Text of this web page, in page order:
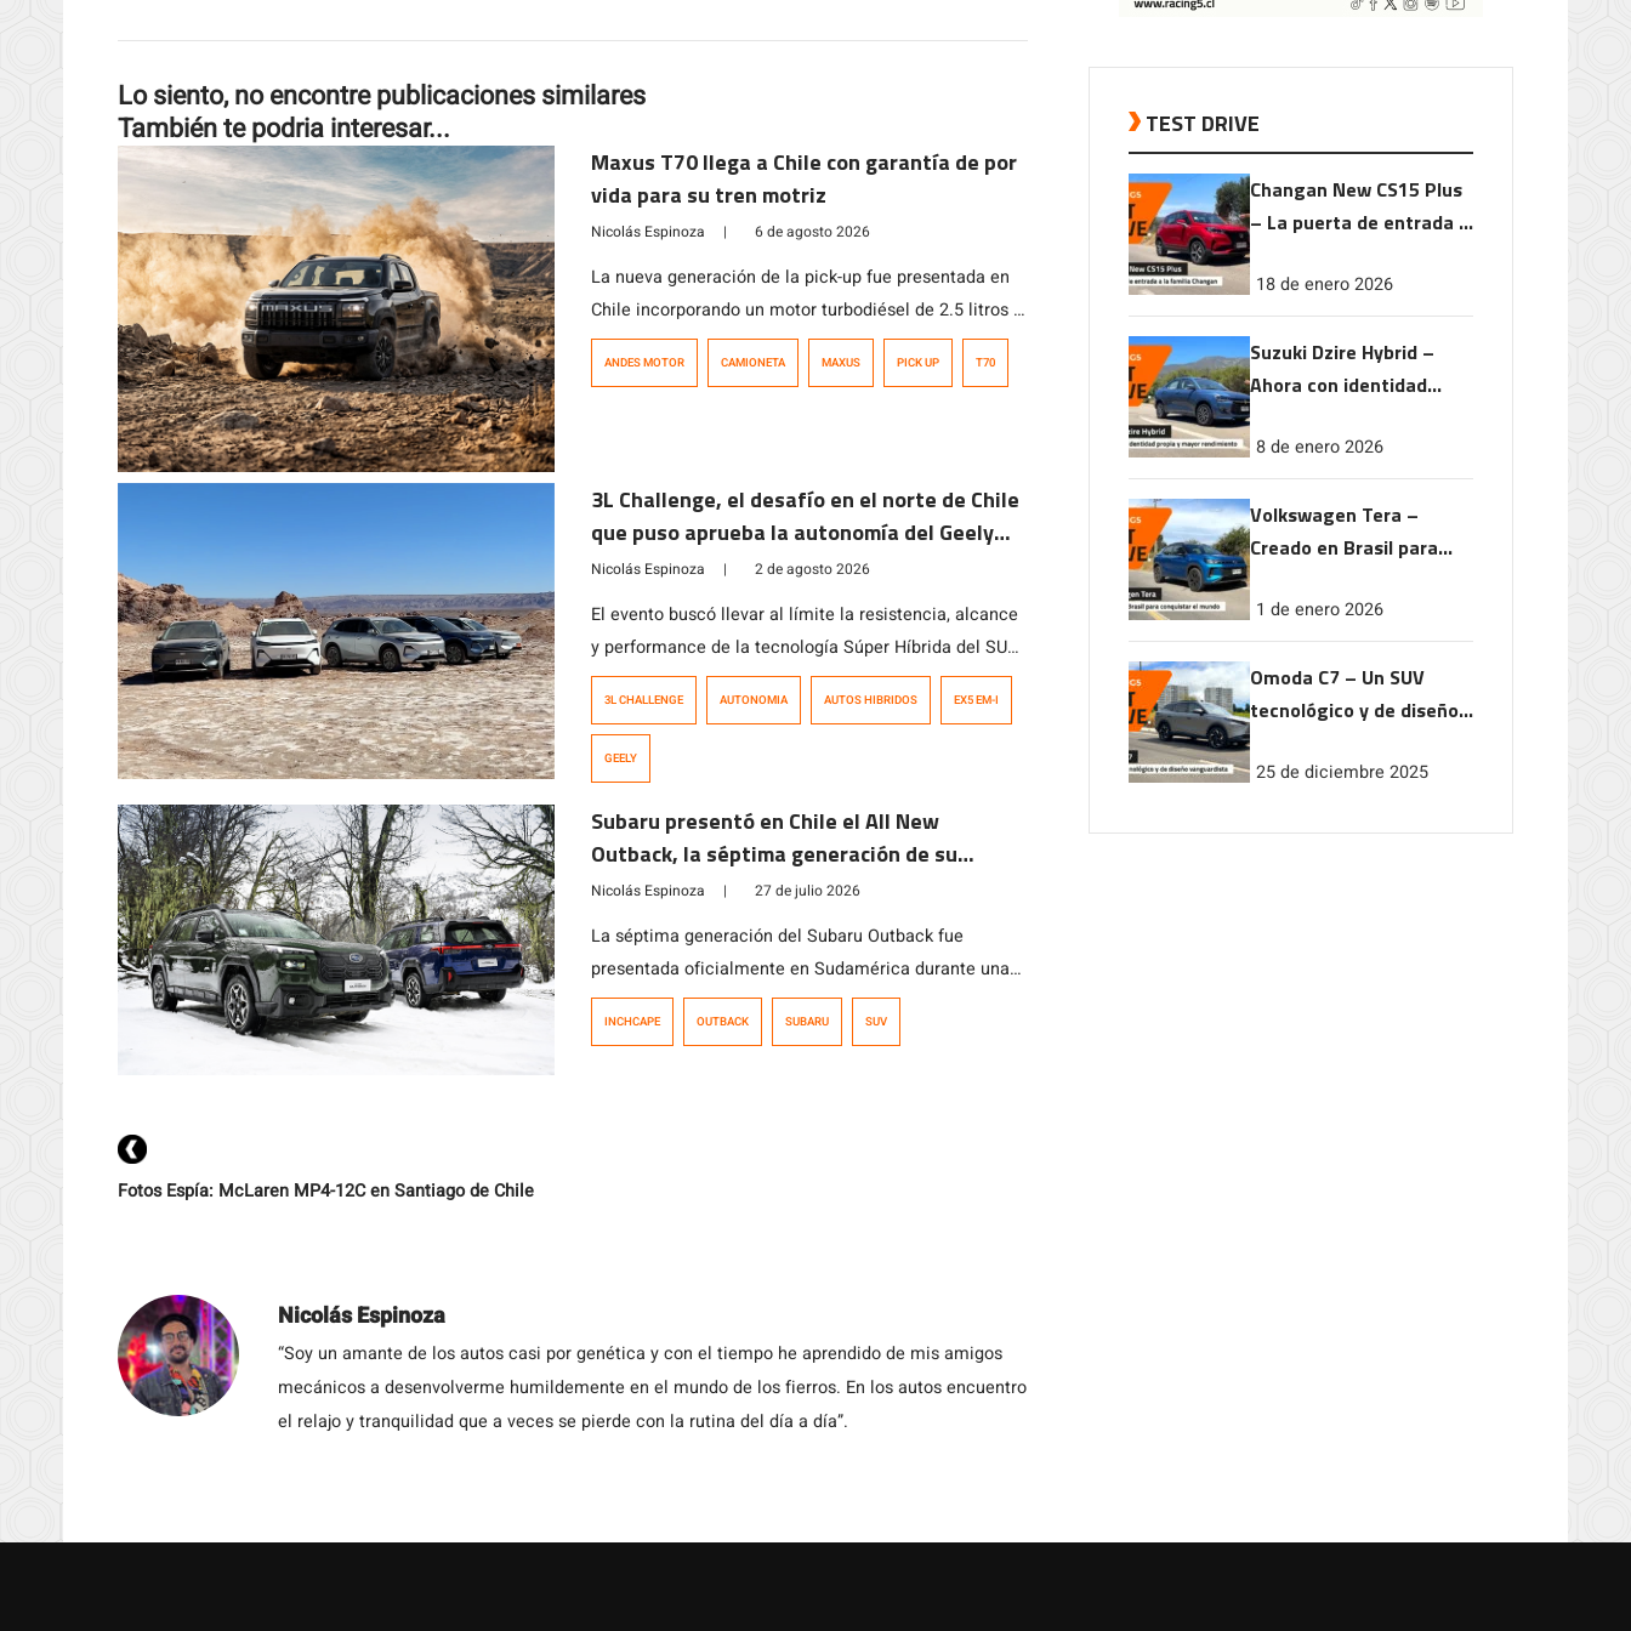
Lo siento, no encontre publicaciones similares
También te podria interesar...
Maxus T70 llega a Chile con garantía de por
vida para su tren motriz
Nicolás Espinoza | 6 de agosto 2026
La nueva generación de la pick-up fue presentada en
Chile incorporando un motor turbodiésel de 2.5 litros y
221 HP, capacidad de carga superior a una tonelada y
ANDES MOTOR CAMIONETA MAXUS PICK UP T70
3L Challenge, el desafío en el norte de Chile
que puso aprueba la autonomía del Geely
EX5 EM-i
Nicolás Espinoza | 2 de agosto 2026
El evento buscó llevar al límite la resistencia, alcance
y performance de la tecnología Súper Híbrida del SUV
que, en pocos meses, ha cautivado al consumidor
local.
3L CHALLENGE AUTONOMIA AUTOS HIBRIDOS EX5 EM-I
GEELY
Subaru presentó en Chile el All New
Outback, la séptima generación de su
modelo ícono
Nicolás Espinoza | 27 de julio 2026
La séptima generación del Subaru Outback fue
presentada oficialmente en Sudamérica durante una
actividad realizada en Chile, que reunió a
representantes de la marca de Argentina, Perú,
INCHCAPE OUTBACK SUBARU SUV
Fotos Espía: McLaren MP4-12C en Santiago de Chile
Nicolás Espinoza
“Soy un amante de los autos casi por genética y con el tiempo he aprendido de mis amigos
mecánicos a desenvolverme humildemente en el mundo de los fierros. En los autos encuentro
el relajo y tranquilidad que a veces se pierde con la rutina del día a día”.
TEST DRIVE
Changan New CS15 Plus
– La puerta de entrada a
18 de enero 2026
Suzuki Dzire Hybrid –
Ahora con identidad
rendimiento
8 de enero 2026
Volkswagen Tera –
Creado en Brasil para
1 de enero 2026
Omoda C7 – Un SUV
tecnológico y de diseño
25 de diciembre 2025